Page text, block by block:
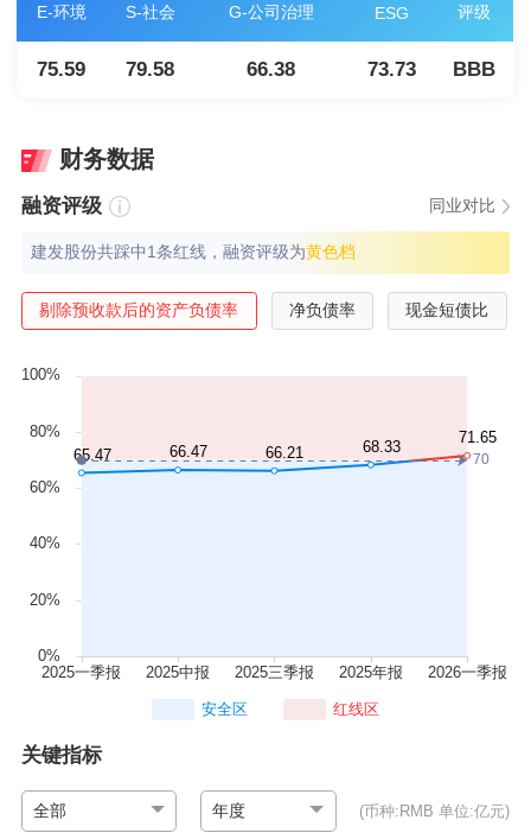
E-环境 S-社会 G-公司治理 ESG 评级
75.59 79.58 66.38 73.73 BBB
财务数据
融资评级 同业对比
建发股份共踩中1条红线，融资评级为⻩⾊档
剔除预收款后的资产负债率 净负债率 现金短债比
安全区 红线区
关键指标
全部 年度 (币种:RMB 单位:亿元)